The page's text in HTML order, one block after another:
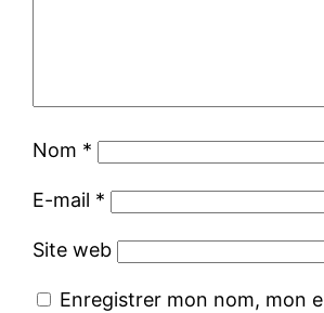
Nom *
E-mail *
Site web
Enregistrer mon nom, mon